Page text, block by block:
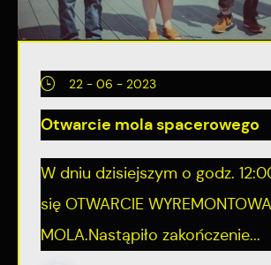
22 - 06 - 2023
Otwarcie mola spacerowego
W dniu dzisiejszym o godz.
się OTWARCIE
MOLA.Nastąpiło zakończenie...